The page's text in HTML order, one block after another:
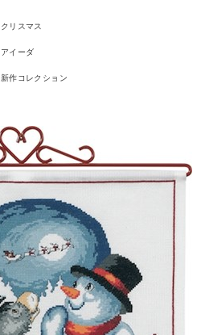
クリスマス
アイーダ
新作コレクション